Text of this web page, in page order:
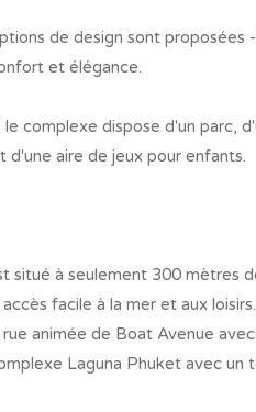
de design sont
et élégance.
complexe dispose d'un parc,
d'une aire de jeux pour enfants.
situé à seulement 300 mètres
facile à la mer et aux
animée de Boat Avenue
Laguna Phuket avec